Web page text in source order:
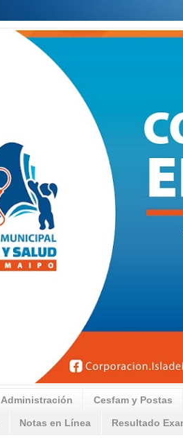
Administración Cesfam y Postas
Notas en Línea Resultado